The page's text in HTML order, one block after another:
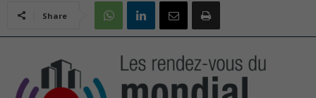
Share